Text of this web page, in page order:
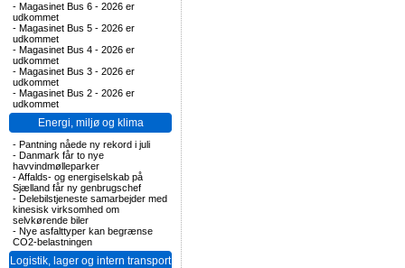
- Magasinet Bus 6 - 2026 er
udkommet
- Magasinet Bus 5 - 2026 er
udkommet
- Magasinet Bus 4 - 2026 er
udkommet
- Magasinet Bus 3 - 2026 er
udkommet
- Magasinet Bus 2 - 2026 er
udkommet
Energi, miljø og klima
- Pantning nåede ny rekord i juli
- Danmark får to nye
havvindmølleparker
-Affalds- og energiselskab på
Sjælland får ny genbrugschef
- Delebilstjeneste samarbejder med
kinesisk virksomhed om
selvkørende biler
- Nye asfalttyper kan begrænse
CO2-belastningen
Logistik, lager og intern transport